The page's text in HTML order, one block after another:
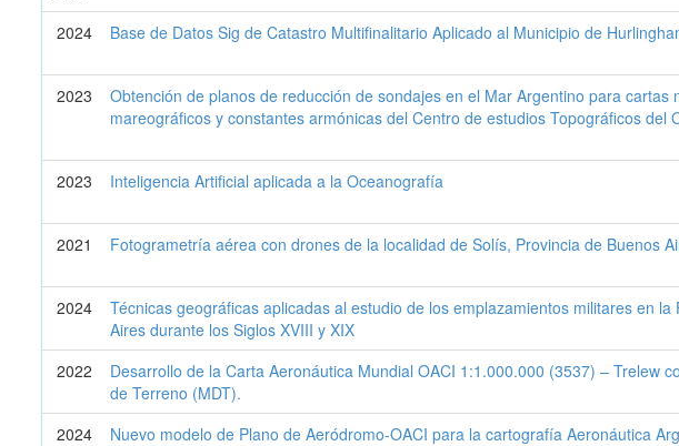
2024 Base de Datos Sig de Catastro Multifinalitario Aplicado al Municipio de
2023
Obtención de planos de reducción de sondajes en el Mar Argentino para cartas
mareográficos y constantes armónicas del Centro de estudios Topográficos del
2023
Inteligencia Artificial aplicada a la Oceanografía
2021
Fotogrametría aérea con drones de la localidad de Solís, Provincia de Buenos
2024
Técnicas geográficas aplicadas al estudio de los emplazamientos militares en
Aires durante los Siglos XVIII y XIX
2022
Desarrollo de la Carta Aeronáutica Mundial OACI 1:1.000.000 (3537) – Trelew
de Terreno (MDT).
2024
Nuevo modelo de Plano de Aeródromo-OACI para la cartografía Aeronáutica